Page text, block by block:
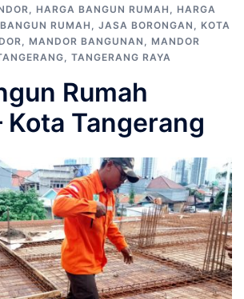
, HARGA BANGUN RUMAH , HARGA
RUMAH , JASA BORONGAN , KOTA
, MANDOR BANGUNAN , MANDOR
, TANGERANG RAYA
Rumah
Kota Tangerang